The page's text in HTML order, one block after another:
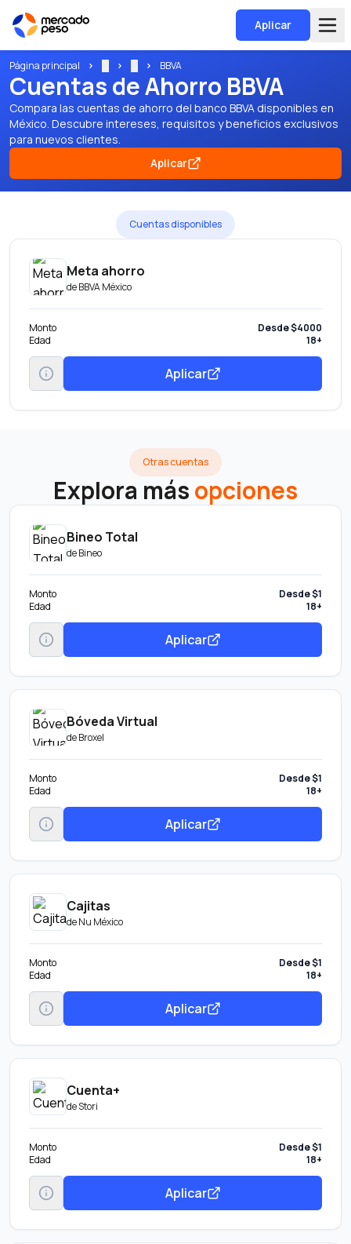
Aplicar
Página principal BBVA
Cuentas de Ahorro BBVA
Compara las cuentas de ahorro del banco BBVA disponibles en
México. Descubre intereses, requisitos y beneficios exclusivos
para nuevos clientes.
Aplicar
Cuentas disponibles
Meta ahorro
deBBVA México
Monto
Desde $4000
Edad
18+
Aplicar
Otras cuentas
Explora másopciones
Bineo Total
deBineo
Monto
Desde $1
Edad
18+
Aplicar
Bóveda Virtual
deBroxel
Monto
Desde $1
Edad
18+
Aplicar
Cajitas
deNu México
Monto
Desde $1
Edad
18+
Aplicar
Cuenta+
deStori
Monto
Desde $1
Edad
18+
Aplicar